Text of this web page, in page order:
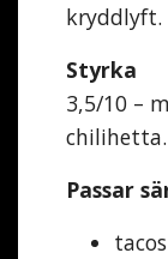
kryddlyft.
Styrka
3,5/10 –
chilihetta.
Passar